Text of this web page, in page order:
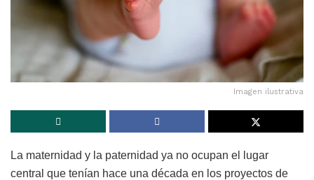
Imagen ilustrativa
La maternidad y la paternidad ya no ocupan el lugar
central que tenían hace una década en los proyectos de